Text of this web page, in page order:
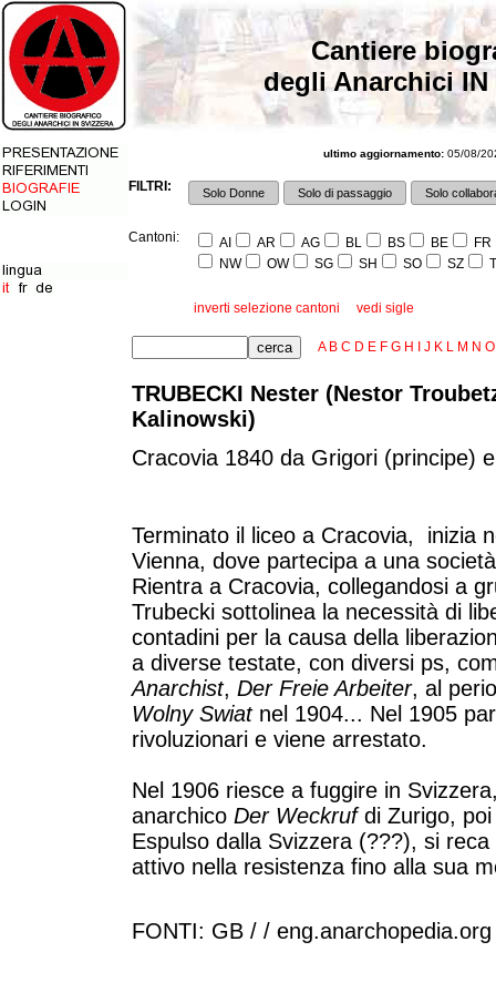
Cantiere
degli Anarchici IN
ultimo aggiornamento: 05/08/
FILTRI: Solo Donne Solo di passaggio Solo
Cantoni: AI AR AG BL BS BE
FR
NW
OW SG SH SO SZ
inverti selezione cantoni vedi sigle
A B C D E F G H J K L M N O
TRUBECKI Nester (Nestor
Kalinowski)
Cracovia 1840 da Grigori (principe)
Terminato il liceo a Cracovia, inizia
Vienna, dove partecipa a una
Rientra a Cracovia, collegandosi a
Trubecki sottolinea la necessità di
contadini per la causa della
a diverse testate, con diversi ps,
Anarchist, Der Freie Arbeiter, al
Wolny Swiat nel 1904... Nel 1905
rivoluzionari e viene arrestato.
Nel 1906 riesce a fuggire in
anarchico Der Weckrufdi Zurigo, poi
Espulso dalla Svizzera (???), si
attivo nella resistenza fino alla sua
FONTI: GB / /